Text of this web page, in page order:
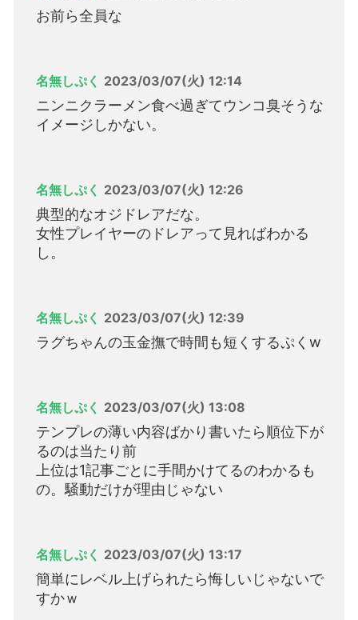
お前ら全員な
名無しぷく 2023/03/07(火) 12:14
ニンニクラーメン食べ過ぎてウンコ臭そうな
イメージしかない。
名無しぷく 2023/03/07(火) 12:26
典型的なオジドレアだな。
女性プレイヤーのドレアって見ればわかる
し。
名無しぷく 2023/03/07(火) 12:39
ラグちゃんの玉金撫で時間も短くするぷくw
名無しぷく 2023/03/07(火) 13:08
テンプレの薄い内容ばかり書いたら順位下が
るのは当たり前
上位は1記事ごとに手間かけてるのわかるも
の。騒動だけが理由じゃない
名無しぷく 2023/03/07(火) 13:17
簡単にレベル上げられたら悔しいじゃないで
すかｗ